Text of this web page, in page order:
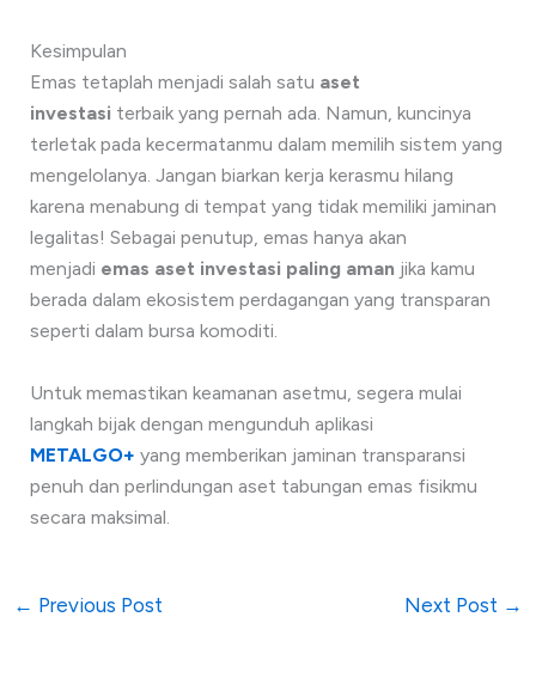
Kesimpulan
Emas tetaplah menjadi salah satu aset
investasi terbaik yang pernah ada. Namun, kuncinya
terletak pada kecermatanmu dalam memilih sistem yang
mengelolanya. Jangan biarkan kerja kerasmu hilang
karena menabung di tempat yang tidak memiliki jaminan
legalitas! Sebagai penutup, emas hanya akan
menjadi emas aset investasi paling aman jika kamu
berada dalam ekosistem perdagangan yang transparan
seperti dalam bursa komoditi.
Untuk memastikan keamanan asetmu, segera mulai
langkah bijak dengan mengunduh aplikasi
METALGO+ yang memberikan jaminan transparansi
penuh dan perlindungan aset tabungan emas fisikmu
secara maksimal.
← Previous Post Next Post →